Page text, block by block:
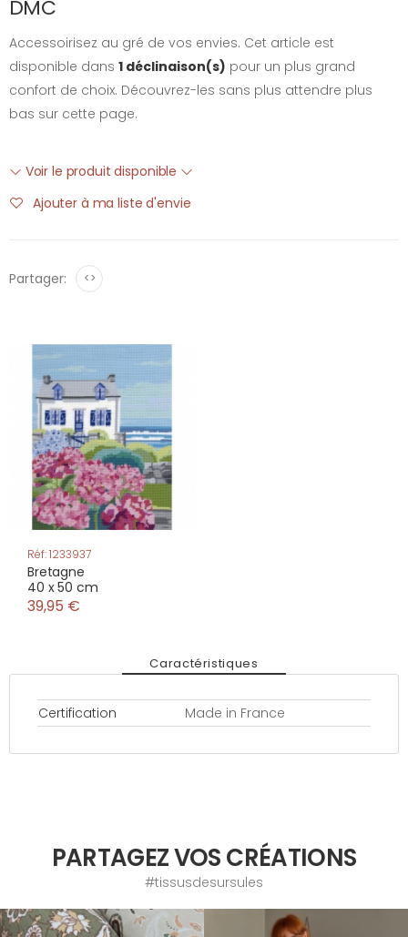
DMC
Accessoirisez au gré de vos envies. Cet article est
disponible dans 1 déclinaison(s) pour un plus grand
confort de choix. Découvrez-les sans plus attendre plus
bas sur cette page.
Voir le produit disponible
Ajouter à ma liste d'envie
Partager: <>
Réf: 1233937
Bretagne
40 x 50 cm
39,95 €
Caractéristiques
Certification Made in France
PARTAGEZ VOS CRÉATIONS
#tissusdesursules